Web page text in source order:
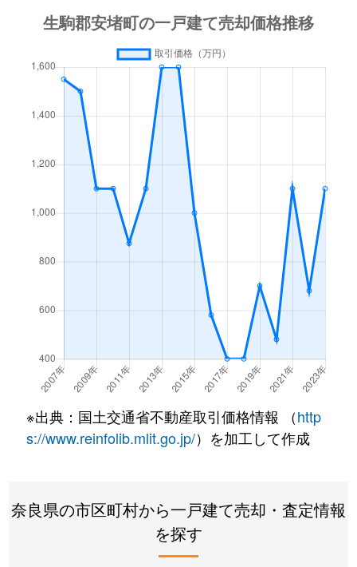
※出典：国土交通省不動産取引価格情報 （http
s://www.reinfolib.mlit.go.jp/）を加工して作成
奈良県の市区町村から一戸建て売却・査定情報
を探す